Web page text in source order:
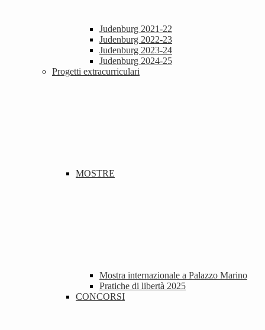
Judenburg 2021-22
Judenburg 2022-23
Judenburg 2023-24
Judenburg 2024-25
Progetti extracurriculari
MOSTRE
Mostra internazionale a Palazzo Marino
Pratiche di libertà 2025
CONCORSI